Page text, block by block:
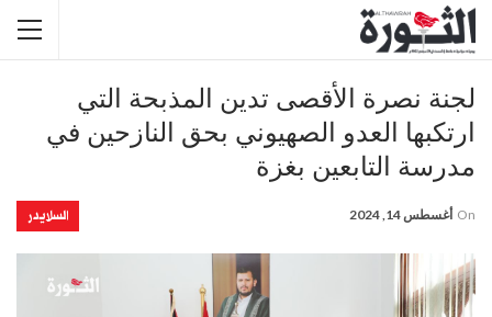
لجنة نصرة الأقصى تدين المذبحة التي
ارتكبها العدو الصهيوني بحق النازحين في
مدرسة التابعين بغزة
السلايدر On أغسطس 14, 2024